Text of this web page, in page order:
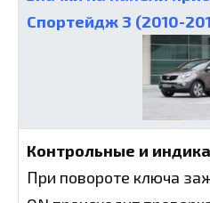
Спортейдж 3 (2010-
Контрольные и
При повороте ключа